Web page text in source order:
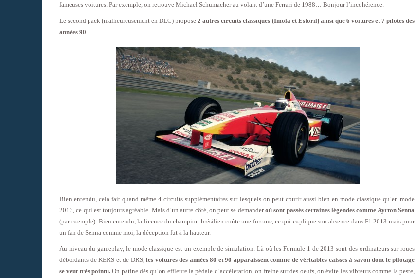
fameuses voitures. Par exemple, on retrouve Michael Schumacher au volant d’une Ferrari de 1988… Bonjour l’incohérence.
Le second pack (malheureusement en DLC) propose2 autres circuits classiques (Imola et Estoril) ainsi que 6 voitures et 7 pilotes des
années 90
Bien entendu, cela fait quand même 4 circuits supplémentaires sur lesquels on peut courir aussi bien en mode classique qu’en mode
2013, ce qui est toujours agréable. Mais d’un autre côté, on peut se demanderoù sont passés certaines légendes comme Ayrton Senna
(par exemple). Bien entendu, la licence du champion brésilien coûte une fortune, ce qui explique son absence dans F1 2013 mais pour
un fan de Senna comme moi, la déception fut à la hauteur.
Au niveau du gameplay, le mode classique est un exemple de simulation. Là où les Formule 1 de 2013 sont des ordinateurs sur roues
débordants de KERS et de DRS,les voitures des années 80 et 90 apparaissent comme de véritables caisses à savon dont le pilotage
se veut très pointu. On patine dès qu’on effleure la pédale d’accélération, on freine sur des oeufs, on évite les vibreurs comme la peste,